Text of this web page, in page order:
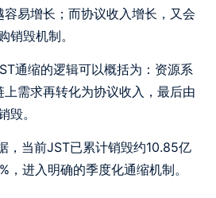
易增长；而协议收入增长，又会
销毁机制。
通缩的逻辑可以概括为：资源系
需求再转化为协议收入，最后由
毁。
，当前JST已累计销毁约10.85亿
，进入明确的季度化通缩机制。